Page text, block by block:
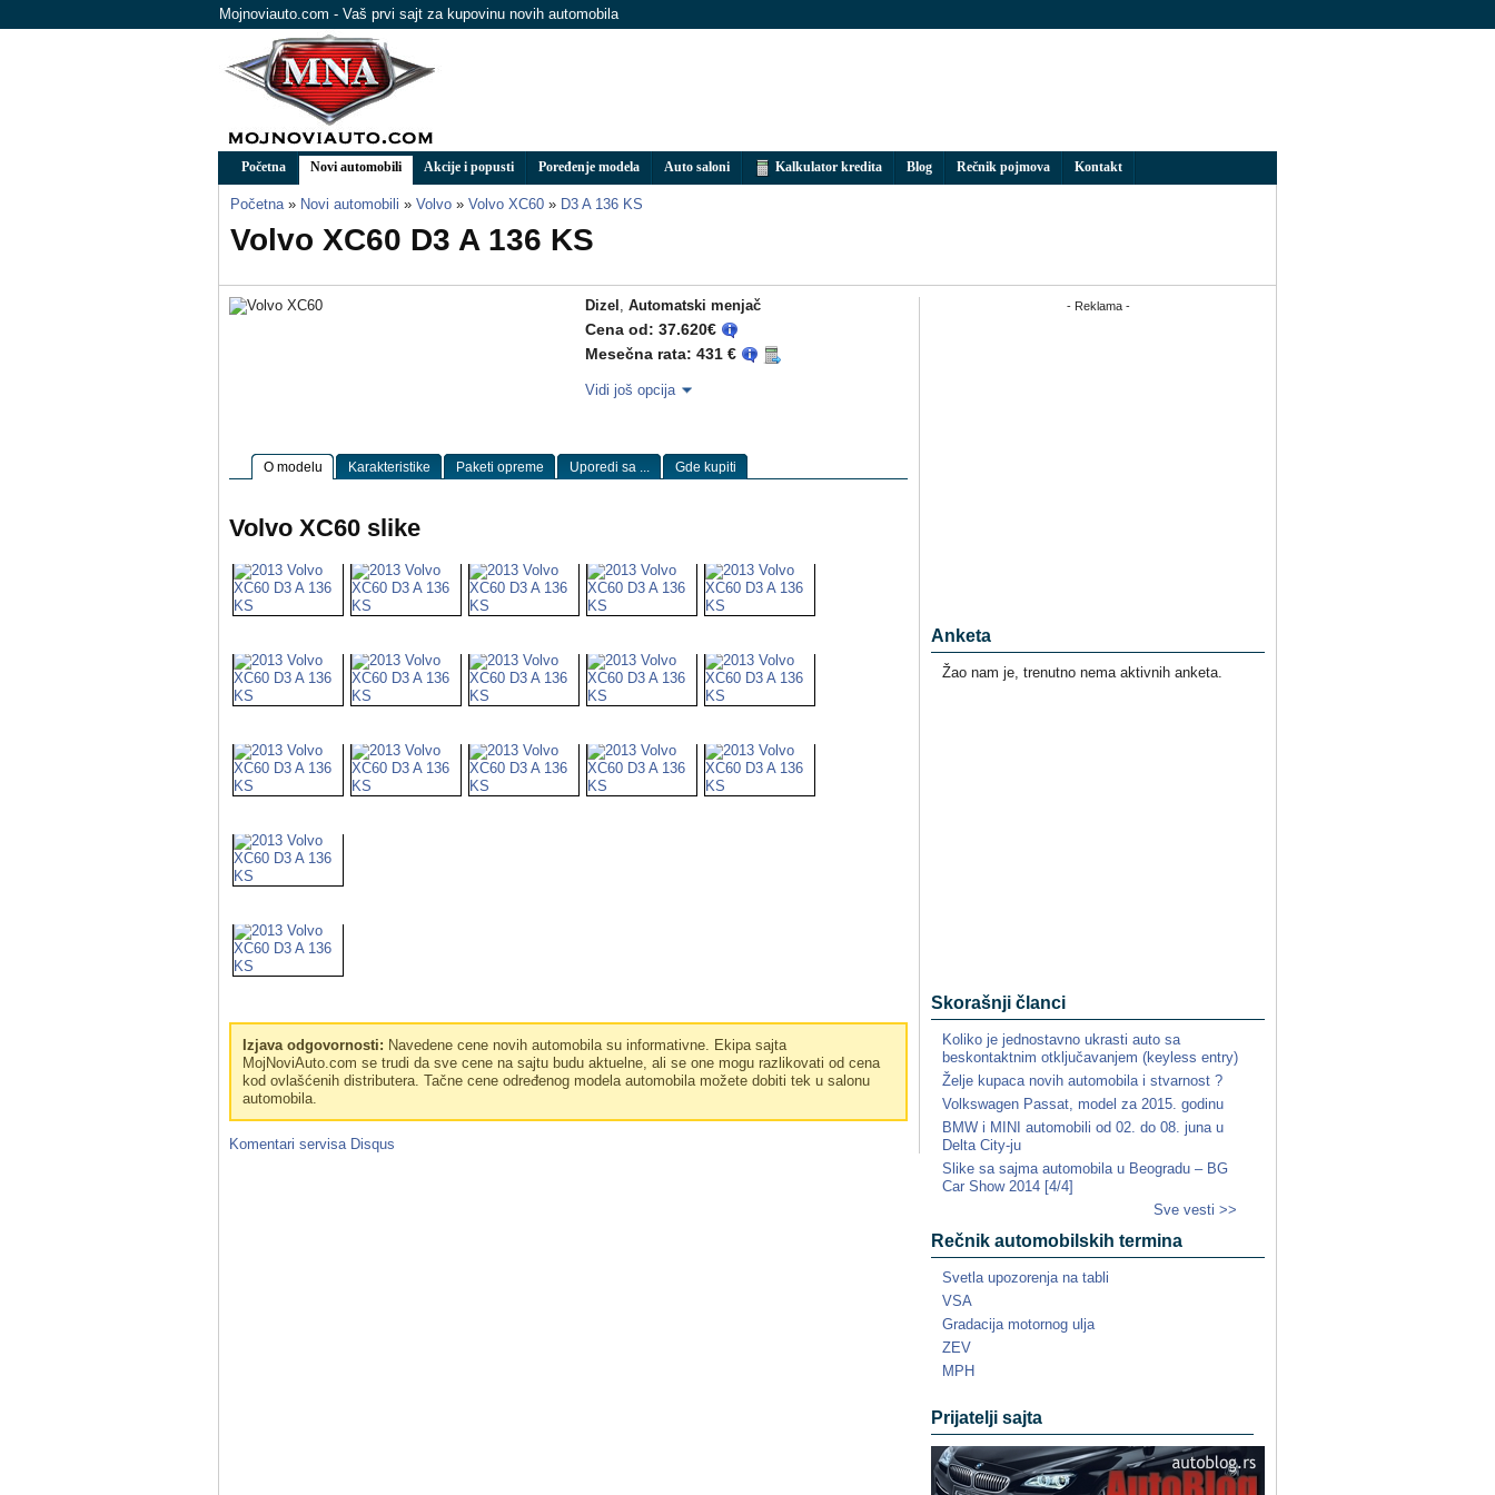
Mojnoviauto.com - Vaš prvi sajt za kupovinu novih automobila
Početna Novi automobili Akcije i popusti Poređenje modela Auto saloni Kalkulator kredita Blog Rečnik pojmova Kontakt
Početna » Novi automobili » Volvo » Volvo XC60 » D3 A 136 KS
Volvo XC60 D3 A 136 KS
Dizel , Automatski menjač
Cena od: 37.620€
Mesečna rata: 431 €
Vidi još opcija
O modelu Karakteristike Paketi opreme Uporedi sa ... Gde kupiti
Volvo XC60 slike
Izjava odgovornosti: Navedene cene novih automobila su informativne. Ekipa sajta
MojNoviAuto.com se trudi da sve cene na sajtu budu aktuelne, ali se one mogu razlikovati od cena
kod ovlašćenih distributera. Tačne cene određenog modela automobila možete dobiti tek u salonu
automobila.
Komentari servisa Disqus
- Reklama -
Anketa
Žao nam je, trenutno nema aktivnih anketa.
Skorašnji članci
Koliko je jednostavno ukrasti auto sa
beskontaktnim otključavanjem (keyless entry)
Želje kupaca novih automobila i stvarnost ?
Volkswagen Passat, model za 2015. godinu
BMW i MINI automobili od 02. do 08. juna u
Delta City-ju
Slike sa sajma automobila u Beogradu – BG
Car Show 2014 [4/4]
Sve vesti >>
Rečnik automobilskih termina
Svetla upozorenja na tabli
VSA
Gradacija motornog ulja
ZEV
MPH
Prijatelji sajta